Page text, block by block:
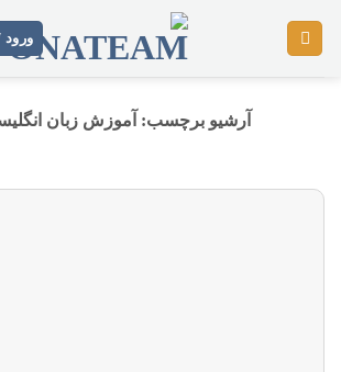
ورود
آرشیو برچسب: آموزش زبان